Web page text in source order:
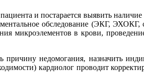
и постарается выявить
обследование (ЭКГ,
микроэлементов в крови,
недомогания, назначить
кардиолог проводит